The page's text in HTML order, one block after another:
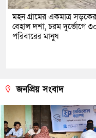
মহন গ্রামের একমাত্র সড়কের
বেহাল দশা, চরম দুর্ভোগে
পরিবারের মানুষ
জনপ্রিয় সংবাদ